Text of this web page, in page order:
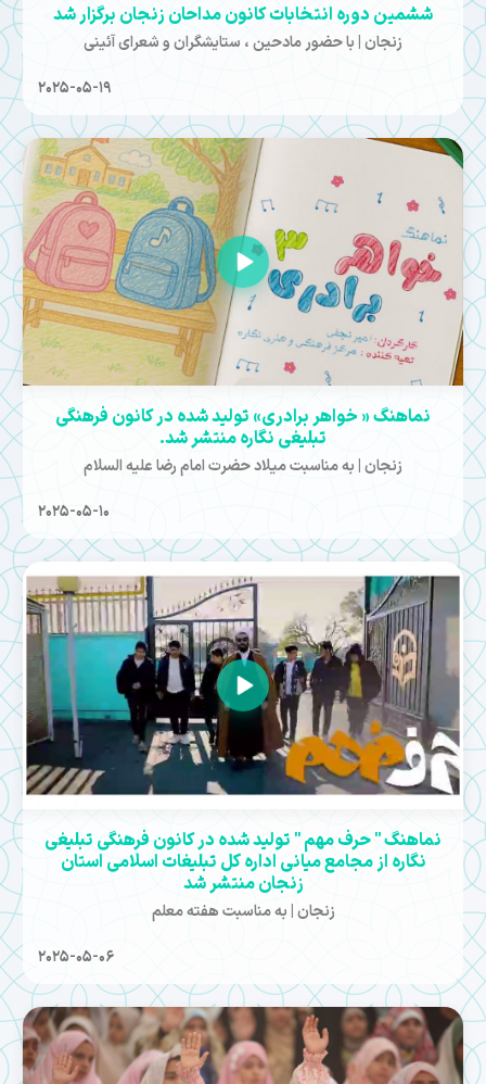
ششمین دوره انتخابات کانون مداحان زنجان برگزار شد
زنجان | با حضور مادحین ، ستایشگران و شعرای آئینی
2025-05-19
نماهنگ « خواهر برادری» تولید شده در کانون فرهنگی
تبلیغی نگاره منتشر شد.
زنجان | به مناسبت میلاد حضرت امام رضا علیه السلام
2025-05-10
نماهنگ " حرف مهم " تولید شده در کانون فرهنگی تبلیغی
نگاره از مجامع میانی اداره کل تبلیغات اسلامی استان
زنجان منتشر شد
زنجان | به مناسبت هفته معلم
2025-05-06